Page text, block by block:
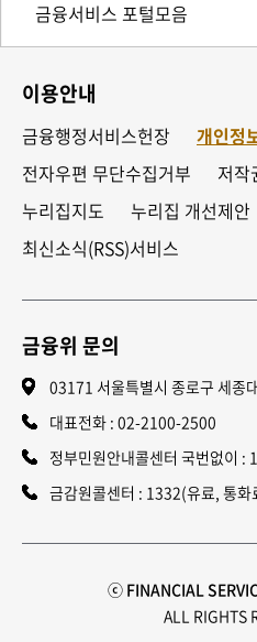
이용안내
금융행정서비스헌장
개인정
전자우편 무단수집거부
저작
누리집지도
누리집 개선제안
최신소식(RSS)서비스
금융위 문의
03171 서울특별시 종로구 세종
대표전화 : 02-2100-2500
정부민원안내콜센터 국번없이 :
금감원콜센터 : 1332(유료, 통화
ⓒ FINANCIAL
ALL RIGHTS